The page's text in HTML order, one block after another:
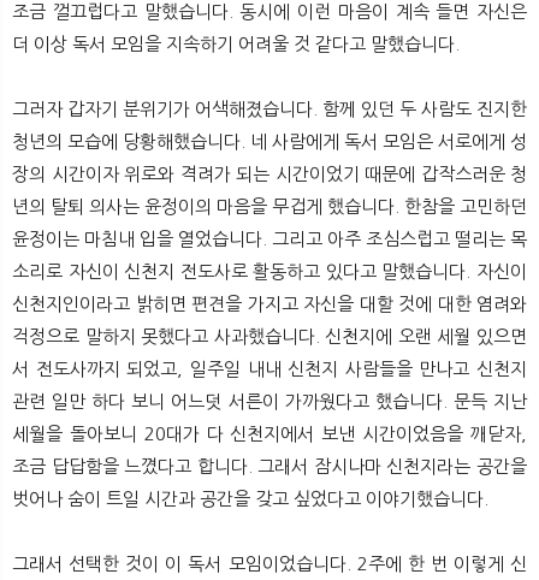
조금 껄끄럽다고 말했습니다. 동시에 이런 마음이 계속 들면 자신은
더 이상 독서 모임을 지속하기 어려울 것 같다고 말했습니다.
그러자 갑자기 분위기가 어색해졌습니다. 함께 있던 두 사람도 진지한
청년의 모습에 당황해했습니다. 네 사람에게 독서 모임은 서로에게 성
장의 시간이자 위로와 격려가 되는 시간이었기 때문에 갑작스러운 청
년의 탈퇴 의사는 윤정이의 마음을 무겁게 했습니다. 한참을 고민하던
윤정이는 마침내 입을 열었습니다. 그리고 아주 조심스럽고 떨리는 목
소리로 자신이 신천지 전도사로 활동하고 있다고 말했습니다. 자신이
신천지인이라고 밝히면 편견을 가지고 자신을 대할 것에 대한 염려와
걱정으로 말하지 못했다고 사과했습니다. 신천지에 오랜 세월 있으면
서 전도사까지 되었고, 일주일 내내 신천지 사람들을 만나고 신천지
관련 일만 하다 보니 어느덧 서른이 가까웠다고 했습니다. 문득 지난
세월을 돌아보니 20대가 다 신천지에서 보낸 시간이었음을 깨닫자,
조금 답답함을 느꼈다고 합니다. 그래서 잠시나마 신천지라는 공간을
벗어나 숨이 트일 시간과 공간을 갖고 싶었다고 이야기했습니다.
그래서 선택한 것이 이 독서 모임이었습니다. 2주에 한 번 이렇게 신